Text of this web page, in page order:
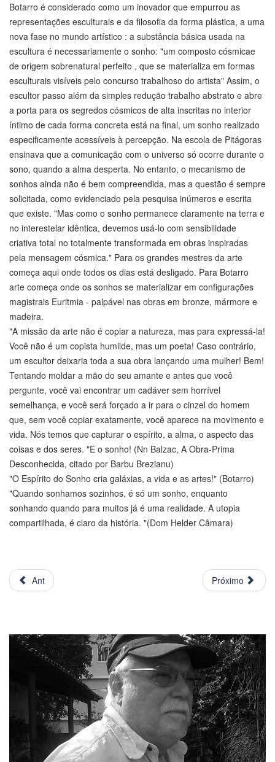
Botarro é considerado como um inovador que empurrou as
representações esculturais e da filosofia da forma plástica, a uma
nova fase no mundo artístico : a substância básica usada na
escultura é necessariamente o sonho: "um composto cósmicae
de origem sobrenatural perfeito , que se materializa em formas
esculturais visíveis pelo concurso trabalhoso do artista" Assim, o
escultor passo além da simples redução trabalho abstrato e abre
a porta para os segredos cósmicos de alta inscritas no interior
íntimo de cada forma concreta está na final, um sonho realizado
especificamente acessíveis à percepção. Na escola de Pitágoras
ensinava que a comunicação com o universo só ocorre durante o
sono, quando a alma desperta. No entanto, o mecanismo de
sonhos ainda não é bem compreendida, mas a questão é sempre
solicitada, como evidenciado pela pesquisa inúmeros e escrita
que existe. "Mas como o sonho permanece claramente na terra e
no interestelar idêntica, devemos usá-lo com sensibilidade
criativa total no totalmente transformada em obras inspiradas
pela mensagem cósmica." Para os grandes mestres da arte
começa aqui onde todos os dias está desligado. Para Botarro
arte começa onde os sonhos se materializar em configurações
magistrais Euritmia - palpável nas obras em bronze, mármore e
madeira.
"A missão da arte não é copiar a natureza, mas para expressá-la!
Você não é um copista humilde, mas um poeta! Caso contrário,
um escultor deixaria toda a sua obra lançando uma mulher! Bem!
Tentando moldar a mão do seu amante e antes que você
pergunte, você vai encontrar um cadáver sem horrível
semelhança, e você será forçado a ir para o cinzel do homem
que, sem você copiar exatamente, você aparece na movimento e
vida. Nós temos que capturar o espírito, a alma, o aspecto das
coisas e dos seres. "E o sonho! (Nn Balzac, A Obra-Prima
Desconhecida, citado por Barbu Brezianu)
"O Espírito do Sonho cria galáxias, a vida e as artes!" (Botarro)
"Quando sonhamos sozinhos, é só um sonho, enquanto
sonhando quando para muitos já é uma realidade. A utopia
compartilhada, é claro da história. "(Dom Helder Câmara)
Ant Próximo